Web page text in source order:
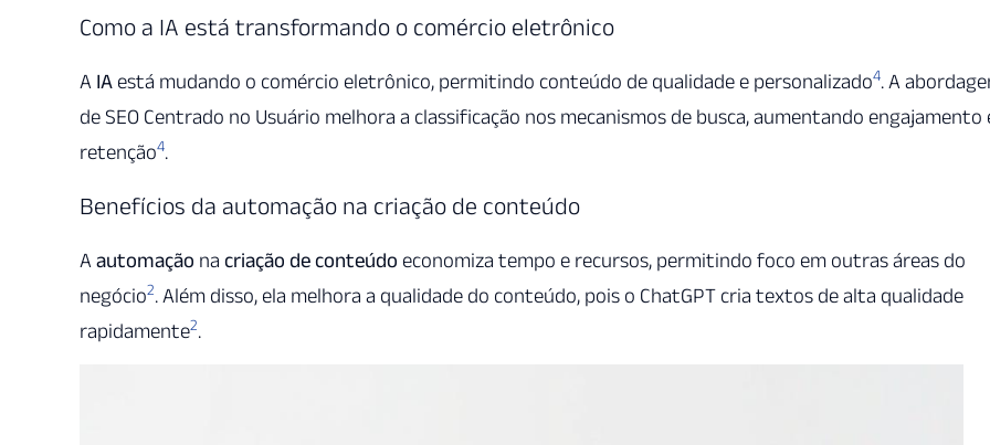
Como a IA está transformando o comércio eletrônico
A IA está mudando o comércio eletrônico, permitindo conteúdo de qualidade e personalizado4. A
de SEO Centrado no Usuário melhora a classificação nos mecanismos de busca, aumentando engajamento
retenção4.
Benefícios da automação na criação de conteúdo
A automação na criação de conteúdo economiza tempo e recursos, permitindo foco em outras áreas do
negócio2. Além disso, ela melhora a qualidade do conteúdo, pois o ChatGPT cria textos de alta qualidade
rapidamente2.